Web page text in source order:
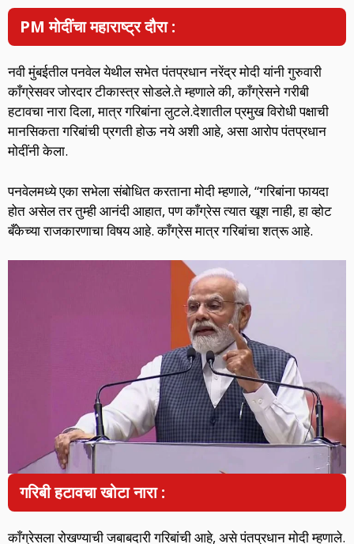
PM मोदींचा महाराष्ट्र दौरा :
नवी मुंबईतील पनवेल येथील सभेत पंतप्रधान नरेंद्र मोदी यांनी गुरुवारी
काँग्रेसवर जोरदार टीकास्त्र सोडले.ते म्हणाले की, काँग्रेसने गरीबी
हटावचा नारा दिला, मात्र गरिबांना लुटले.देशातील प्रमुख विरोधी पक्षाची
मानसिकता गरिबांची प्रगती होऊ नये अशी आहे, असा आरोप पंतप्रधान
मोदींनी केला.
पनवेलमध्ये एका सभेला संबोधित करताना मोदी म्हणाले, “गरिबांना फायदा
होत असेल तर तुम्ही आनंदी आहात, पण काँग्रेस त्यात खूश नाही, हा व्होट
बँकेच्या राजकारणाचा विषय आहे. काँग्रेस मात्र गरिबांचा शत्रू आहे.
गरिबी हटावचा खोटा नारा :
काँग्रेसला रोखण्याची जबाबदारी गरिबांची आहे, असे पंतप्रधान मोदी म्हणाले.